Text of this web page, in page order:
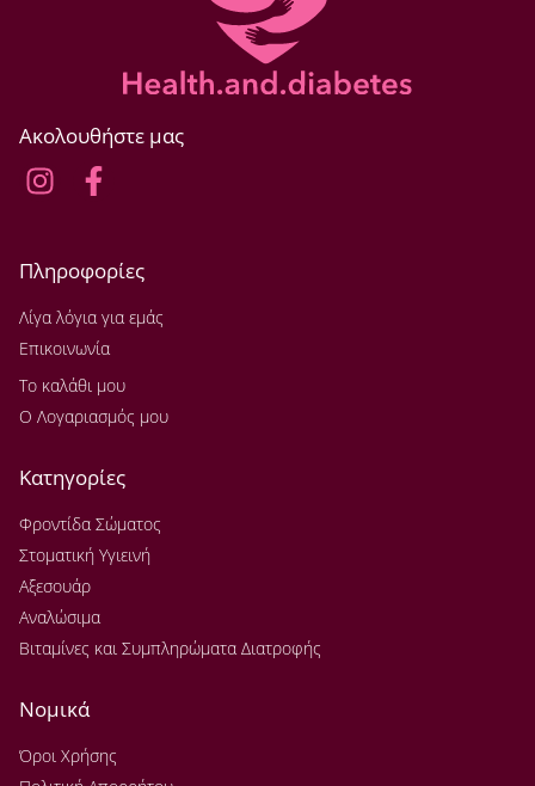
Ακολουθήστε μας
Πληροφορίες
Λίγα λόγια για εμάς
Επικοινωνία
Το καλάθι μου
Ο Λογαριασμός μου
Κατηγορίες
Φροντίδα Σώματος
Στοματική Υγιεινή
Αξεσουάρ
Αναλώσιμα
Βιταμίνες και Συμπληρώματα Διατροφής
Νομικά
Όροι Χρήσης